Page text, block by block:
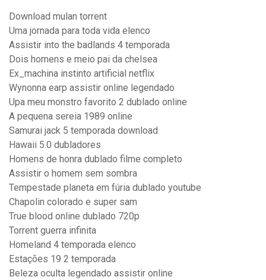
Download mulan torrent
Uma jornada para toda vida elenco
Assistir into the badlands 4 temporada
Dois homens e meio pai da chelsea
Ex_machina instinto artificial netflix
Wynonna earp assistir online legendado
Upa meu monstro favorito 2 dublado online
A pequena sereia 1989 online
Samurai jack 5 temporada download
Hawaii 5.0 dubladores
Homens de honra dublado filme completo
Assistir o homem sem sombra
Tempestade planeta em fúria dublado youtube
Chapolin colorado e super sam
True blood online dublado 720p
Torrent guerra infinita
Homeland 4 temporada elenco
Estações 19 2 temporada
Beleza oculta legendado assistir online